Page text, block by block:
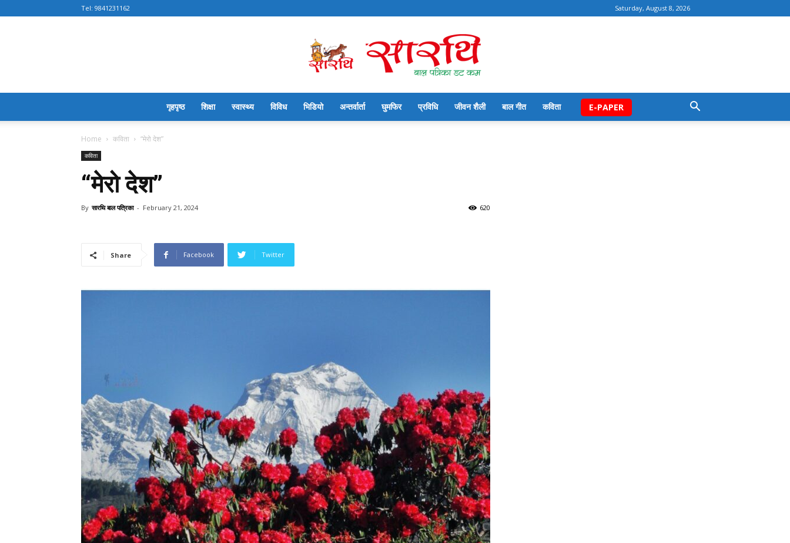
Saturday, August 8, 2026
Tel: 9841231162
गृहपृष्ठ शिक्षा स्वास्थ्य विविध भिडियो अन्तर्वार्ता घुमफिर प्रविधि जीवन शैली बाल गीत कविता E-PAPER
Home कविता “मेरो देश”
कविता
“मेरो देश”
By सारथि बाल पत्रिका - February 21, 2024 620
Share Facebook Twitter